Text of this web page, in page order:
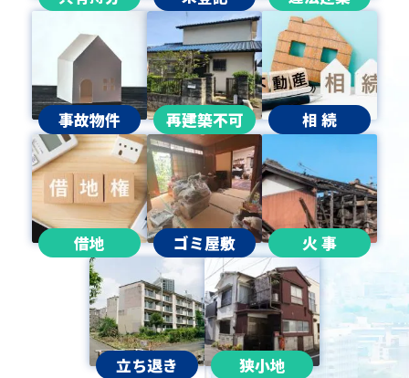
事故物件 再建築不可 相 続
借地 ゴミ屋敷 火 事
立ち退き 狭小地